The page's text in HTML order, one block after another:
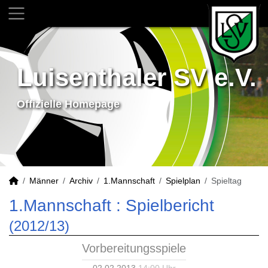
Luisenthaler SV e.V.
Offizielle Homepage
Männer Archiv 1.Mannschaft Spielplan Spieltag
1.Mannschaft : Spielbericht
(2012/13)
Vorbereitungsspiele